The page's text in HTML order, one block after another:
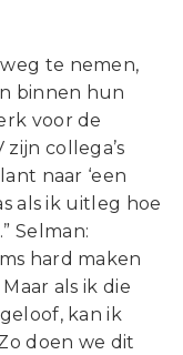
te nemen,
binnen hun
voor de
collega’s
naar ‘een
als ik uitleg hoe
Selman:
hard maken
als ik die
kan ik
doen we dit